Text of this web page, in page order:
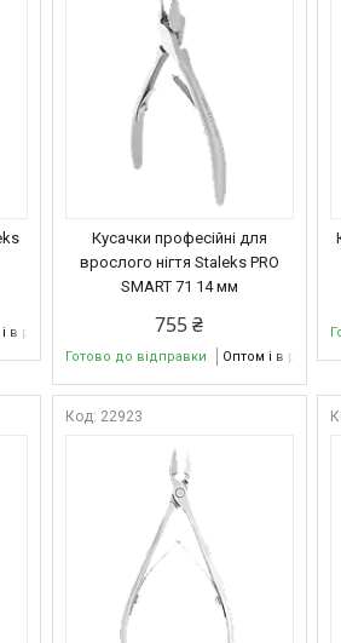
в роздріб
Кусачки професійні для
врослого нігтя Staleks PRO
SMART 71 14 мм
755 ₴
Готово до відправки Оптом і в роздріб
22923